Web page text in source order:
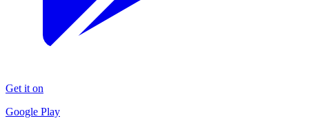
Get it on
Google Play